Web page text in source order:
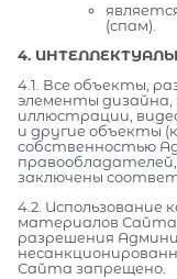
(спам).
4.
4.1. Все объекты,
элементы дизайна,
иллюстрации,
и другие объекты
собственностью
заключены
4.2.
материалов Сайта
разрешения
Сайта запрещено.